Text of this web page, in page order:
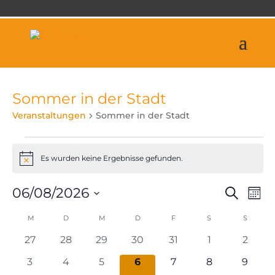
Sommer in der Stadt
Veranstaltungen Sommer in der Stadt
HinweisEs wurden keine Ergebnisse gefunden.
und
Suche
06/08/2026
wählen.
Kalender
von
Veranstaltungen
M MONTAGDDIENSTAG
M MITTWOCH
DDONNERSTAG
FFREITAG S SAMSTAGS
0
27
0
Veranstaltungen
28
0
Veranstaltungen
29
0
Veranstaltungen
30
0
31
01
0
2
0
3
0
4
0
5
0
6
0
7
0
8
0
9